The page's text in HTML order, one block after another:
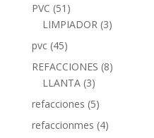
PVC (51)
LIMPIADOR (3)
pvc (45)
REFACCIONES (8)
LLANTA (3)
refacciones (5)
refaccionmes (4)